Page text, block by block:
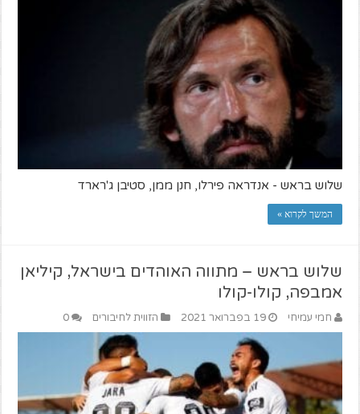
שלוש בראש - אנדראה פירלו, חנן ממן, סטיבן ג'רארד
המשך לקרוא »
שלוש בראש – מתווה האוהדים בישראל, קיליאן
אמבפה, קולו-קולו
חמי עמיחי 19 בפברואר 2021 הזווית לחיבורים 0